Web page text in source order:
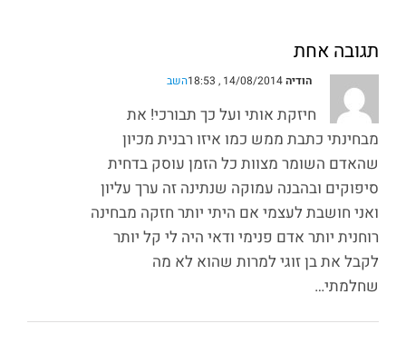
תגובה אחת
הודיה השב
חיזקת אותי ועל כך תבורכי! את
מבחינתי כתבת ממש כמו איזו רבנית מכיון
שהאדם השומר מצוות כל הזמן עוסק בדחית
סיפוקים ובהבנה עמוקה שנתינה זה ערך עליון
ואני חושבת לעצמי אם היתי יותר חזקה מבחינה
רוחנית יותר אדם פנימי ודאי היה לי קל יותר
לקבל את בן זוגי למרות שהוא לא מה
שחלמתי…